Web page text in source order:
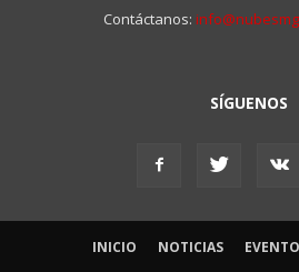
Contáctanos:
SÍGUENOS
INICIO NOTICIAS